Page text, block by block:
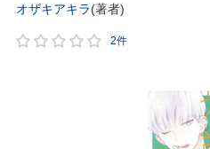
オザキアキラ(著者)
2件